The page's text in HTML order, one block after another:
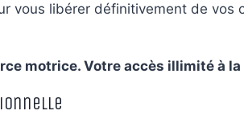
vous libérer définitivement de vos
motrice. Votre accès illimité à